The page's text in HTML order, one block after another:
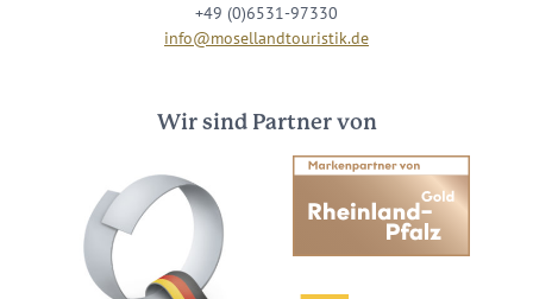
+49 (0)6531-97330
info@mosellandtouristik.de
Wir sind Partner von